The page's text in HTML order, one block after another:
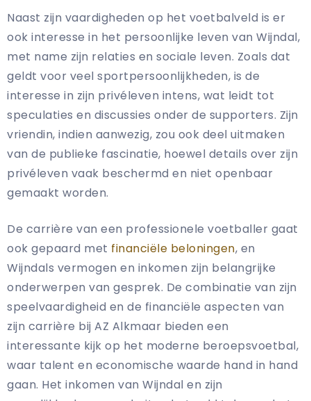
Naast zijn vaardigheden op het voetbalveld is er
ook interesse in het persoonlijke leven van Wijndal,
met name zijn relaties en sociale leven. Zoals dat
geldt voor veel sportpersoonlijkheden, is de
interesse in zijn privéleven intens, wat leidt tot
speculaties en discussies onder de supporters. Zijn
vriendin, indien aanwezig, zou ook deel uitmaken
van de publieke fascinatie, hoewel details over zijn
privéleven vaak beschermd en niet openbaar
gemaakt worden.
De carrière van een professionele voetballer gaat
ook gepaard met financiële beloningen, en
Wijndals vermogen en inkomen zijn belangrijke
onderwerpen van gesprek. De combinatie van zijn
speelvaardigheid en de financiële aspecten van
zijn carrière bij AZ Alkmaar bieden een
interessante kijk op het moderne beroepsvoetbal,
waar talent en economische waarde hand in hand
gaan. Het inkomen van Wijndal en zijn